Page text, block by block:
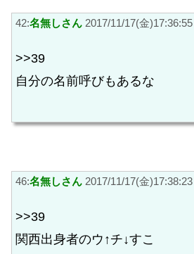
42:名無しさん 2017/11/17(金
>>39
自分の名前呼びもあるな
46:名無しさん 2017/11/17(金
>>39
関西出身者のウ↑チ↓すこ